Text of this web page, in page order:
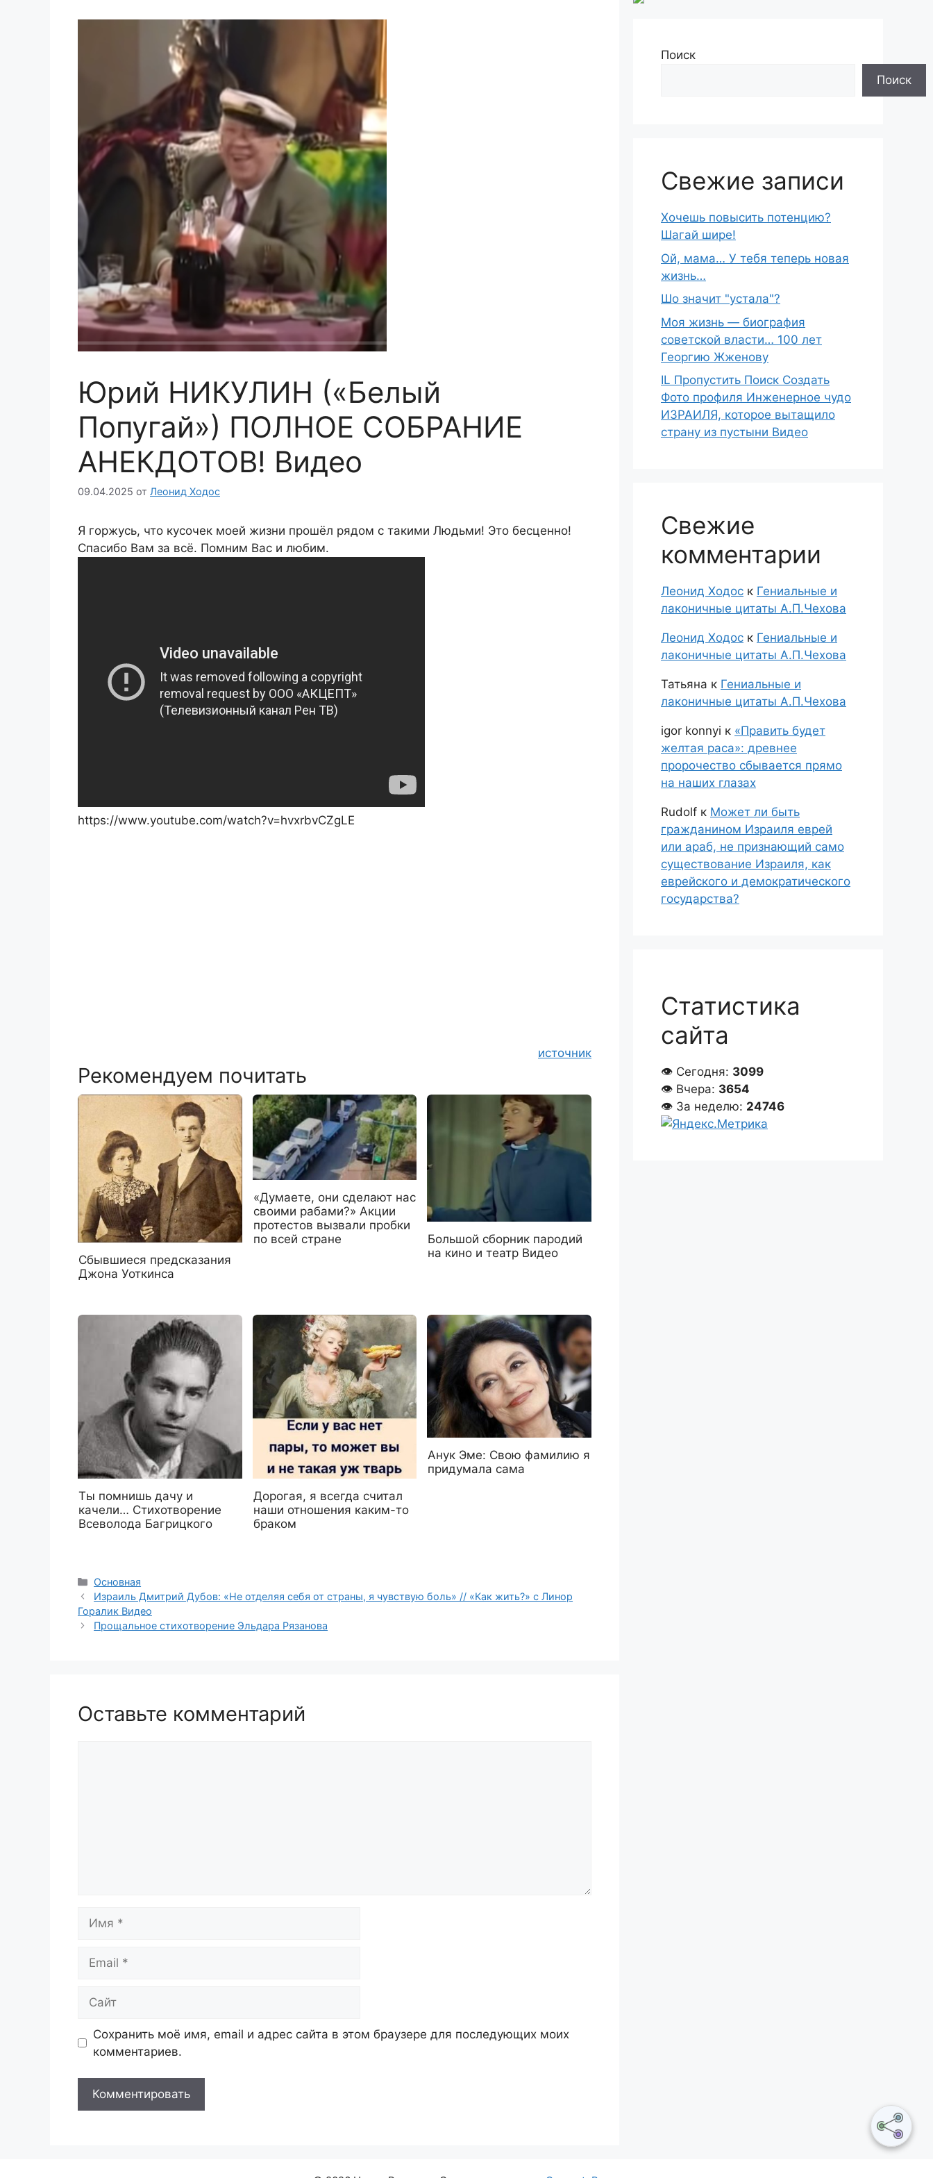
Юрий НИКУЛИН («Белый
Попугай») ПОЛНОЕ СОБРАНИЕ
АНЕКДОТОВ! Видео
09.04.2025 от Леонид Ходос
Я горжусь, что кусочек моей жизни прошёл рядом с такими Людьми! Это бесценно!
Спасибо Вам за всё. Помним Вас и любим.
https://www.youtube.com/watch?v=hvxrbvCZgLE
источник
Рекомендуем почитать
Сбывшиеся предсказания
Джона Уоткинса
«Думаете, они сделают нас
своими рабами?» Акции
протестов вызвали пробки
по всей стране
Большой сборник пародий
на кино и театр Видео
Ты помнишь дачу и
качели… Стихотворение
Всеволода Багрицкого
Дорогая, я всегда считал
наши отношения каким-то
браком
Анук Эме: Свою фамилию я
придумала сама
Рубрики
Основная
Израиль Дмитрий Дубов: «Не отделяя себя от страны, я чувствую боль» // «Как жить?» с Линор
Горалик Видео
Прощальное стихотворение Эльдара Рязанова
Оставьте комментарий
Сохранить моё имя, email и адрес сайта в этом браузере для последующих моих
комментариев.
Поиск
Поиск
Свежие записи
Хочешь повысить потенцию?
Шагай шире!
Ой, мама… У тебя теперь новая
жизнь…
Шо знaчит "устaла"?
Моя жизнь — биография
советской власти… 100 лет
Георгию Жженову
IL Пропустить Поиск Создать
Фото профиля Инженерное чудо
ИЗРАИЛЯ, которое вытащило
страну из пустыни Видео
Свежие
комментарии
Леонид Ходос к Гениальные и
лаконичные цитаты А.П.Чехова
Леонид Ходос к Гениальные и
лаконичные цитаты А.П.Чехова
Татьяна к Гениальные и
лаконичные цитаты А.П.Чехова
igor konnyi к «Править будет
желтая раса»: древнее
пророчество сбывается прямо
на наших глазах
Rudolf к Может ли быть
гражданином Израиля еврей
или араб, не признающий само
существование Израиля, как
еврейского и демократического
государства?
Статистика
сайта
👁 Сегодня: 3099
👁 Вчера: 3654
👁 За неделю: 24746